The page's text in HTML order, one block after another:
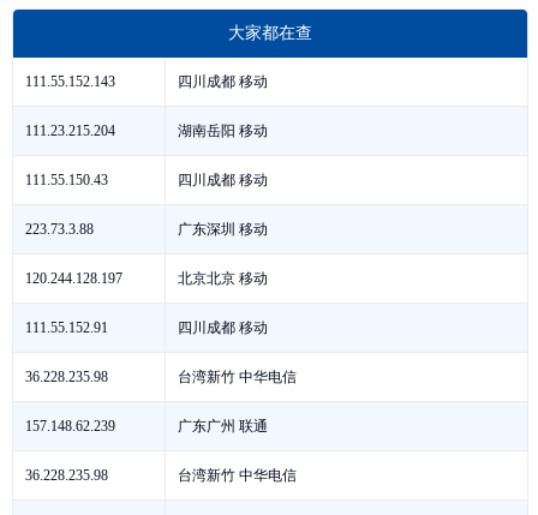
大家都在查
111.55.152.143 四川成都 移动
111.23.215.204 湖南岳阳 移动
111.55.150.43 四川成都 移动
223.73.3.88 广东深圳 移动
120.244.128.197 北京北京 移动
111.55.152.91 四川成都 移动
36.228.235.98 台湾新竹 中华电信
157.148.62.239 广东广州 联通
36.228.235.98 台湾新竹 中华电信